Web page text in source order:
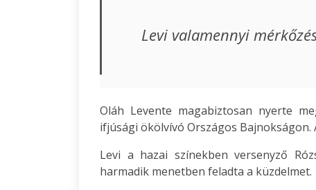
Levi valamennyi
Oláh Levente magabiztosan nyerte
ifjúsági ökölvívó Országos
Levi a hazai színekben versenyző
harmadik menetben feladta a küzdelmet.